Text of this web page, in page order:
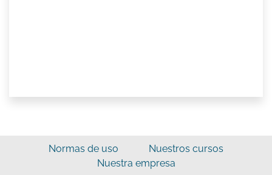
Normas de uso
Nuestros cursos
Nuestra empresa